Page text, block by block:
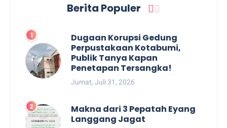
Berita Populer
Dugaan Korupsi Gedung
Perpustakaan Kotabumi,
Publik Tanya Kapan
Penetapan Tersangka!
Jumat, Juli 31, 2026
Makna dari 3 Pepatah Eyang
Langgang Jagat